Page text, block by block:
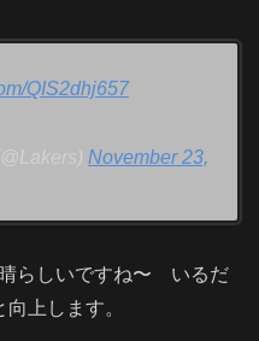
QIS2dhj657
November 23,
らしいですね〜 いるだ
上します。